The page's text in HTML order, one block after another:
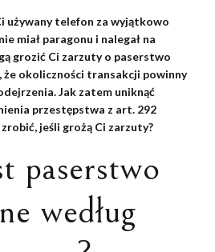
używany telefon za wyjątkowo
miał paragonu i nalegał na
grozić Ci zarzuty o paserstwo
że okoliczności transakcji powinny
Jak zatem uniknąć
przestępstwa z art. 292
jeśli grożą Ci zarzuty?
paserstwo
według